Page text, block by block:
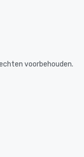
voorbehouden.